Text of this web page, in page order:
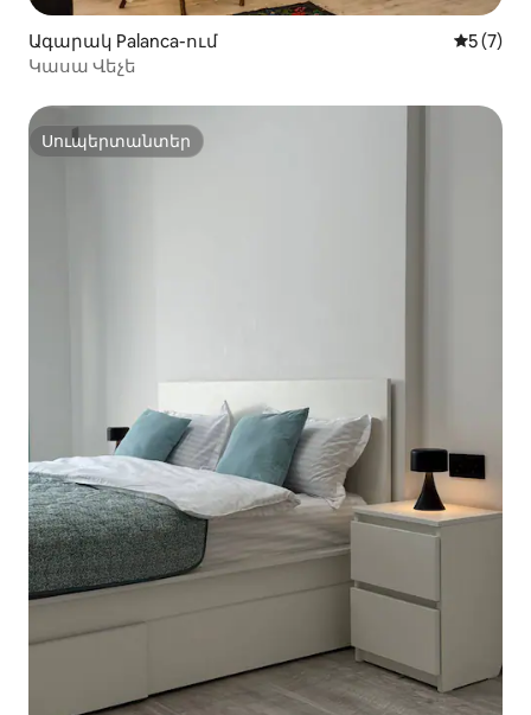
Ագարակ Palanca-ում Միջին
5 (7)
Կասա Վեչե
Սուպերտանտեր
Սուպերտանտեր